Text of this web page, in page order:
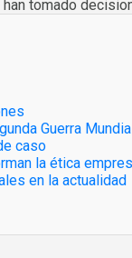
Guerra
caso
la ética
en la actualidad